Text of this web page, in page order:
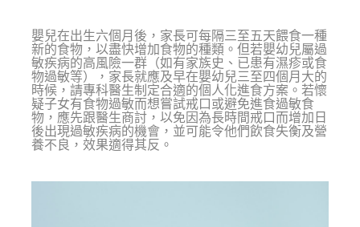
嬰兒在出生六個月後，家長可每隔三至五天餵食一種
新的食物，以盡快增加食物的種類。但若嬰幼兒屬過
敏疾病的高風險一群（如有家族史、已患有濕疹或食
物過敏等），家長就應及早在嬰幼兒三至四個月大的
時候，請專科醫生制定合適的個人化進食方案。若懷
疑子女有食物過敏而想嘗試戒口或避免進食過敏食
物，應先跟醫生商討，以免因為長時間戒口而增加日
後出現過敏疾病的機會，並可能令他們飲食失衡及營
養不良，效果適得其反。